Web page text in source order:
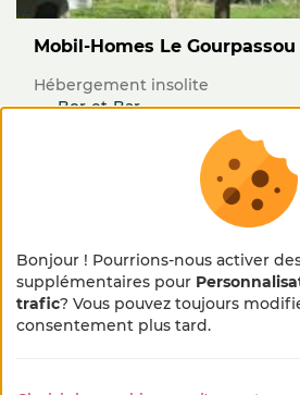
Mobil-Homes Le Gourpassou
Hébergement insolite
Bor-et-Bar
loisirs et activités
Découverte des activités de la ferme
sur place
Jeux pour enfants
🌻 En pleine métamorphose
Bonjour ! Pourrions-nous activer
supplémentaires pour
trafic? Vous pouvez toujours
consentement plus tard.